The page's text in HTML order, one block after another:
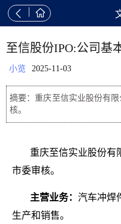
 
至信股份IPO:公司基
小览 2025-11-03
摘要：重庆至信实业股份有
核。
重庆至信实业股份有
市委审核。
主营业务： 汽车冲焊
生产和销售。